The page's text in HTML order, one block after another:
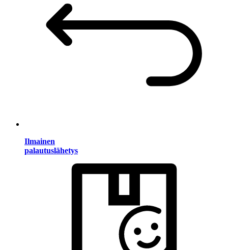
Ilmainen
palautuslähetys